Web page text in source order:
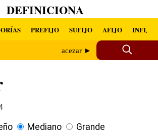
DEFINICIONA
PREFIJO SUFIJO AFIJO INFIJO
acezar ►
Mediano Grande